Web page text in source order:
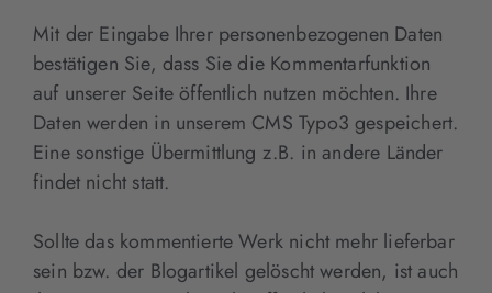
Mit der Eingabe Ihrer personenbezogenen Daten
bestätigen Sie, dass Sie die Kommentarfunktion
auf unserer Seite öffentlich nutzen möchten. Ihre
Daten werden in unserem CMS Typo3 gespeichert.
Eine sonstige Übermittlung z.B. in andere Länder
findet nicht statt.
Sollte das kommentierte Werk nicht mehr lieferbar
sein bzw. der Blogartikel gelöscht werden, ist auch